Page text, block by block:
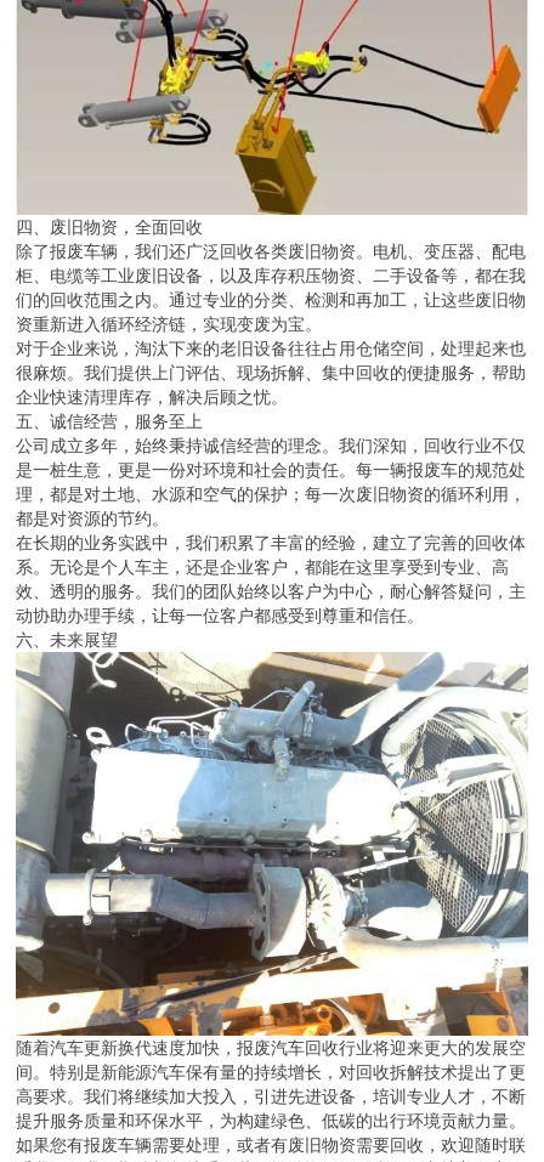
四、废旧物资，全面回收
除了报废车辆，我们还广泛回收各类废旧物资。电机、变压器、配电
柜、电缆等工业废旧设备，以及库存积压物资、二手设备等，都在我
们的回收范围之内。通过专业的分类、检测和再加工，让这些废旧物
资重新进入循环经济链，实现变废为宝。
对于企业来说，淘汰下来的老旧设备往往占用仓储空间，处理起来也
很麻烦。我们提供上门评估、现场拆解、集中回收的便捷服务，帮助
企业快速清理库存，解决后顾之忧。
五、诚信经营，服务至上
公司成立多年，始终秉持诚信经营的理念。我们深知，回收行业不仅
是一桩生意，更是一份对环境和社会的责任。每一辆报废车的规范处
理，都是对土地、水源和空气的保护；每一次废旧物资的循环利用，
都是对资源的节约。
在长期的业务实践中，我们积累了丰富的经验，建立了完善的回收体
系。无论是个人车主，还是企业客户，都能在这里享受到专业、高
效、透明的服务。我们的团队始终以客户为中心，耐心解答疑问，主
动协助办理手续，让每一位客户都感受到尊重和信任。
六、未来展望
随着汽车更新换代速度加快，报废汽车回收行业将迎来更大的发展空
间。特别是新能源汽车保有量的持续增长，对回收拆解技术提出了更
高要求。我们将继续加大投入，引进先进设备，培训专业人才，不断
提升服务质量和环保水平，为构建绿色、低碳的出行环境贡献力量。
如果您有报废车辆需要处理，或者有废旧物资需要回收，欢迎随时联